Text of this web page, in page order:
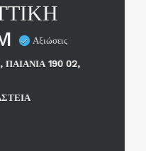
Αξιώσεις
190 02,